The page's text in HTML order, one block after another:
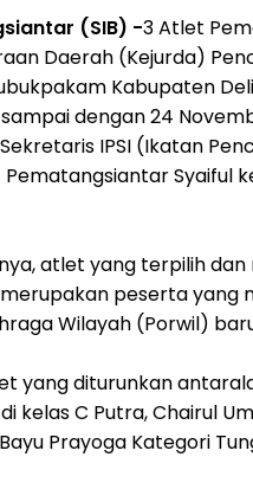
(SIB) -3 Atlet
Daerah (Kejurda)
Kabupaten
dengan 24
IPSI (Ikatan
Syaiful
atlet yang terpilih dan
peserta yang
Wilayah (Porwil)
yang diturunkan
kelas C Putra, Chairul
Prayoga Kategori